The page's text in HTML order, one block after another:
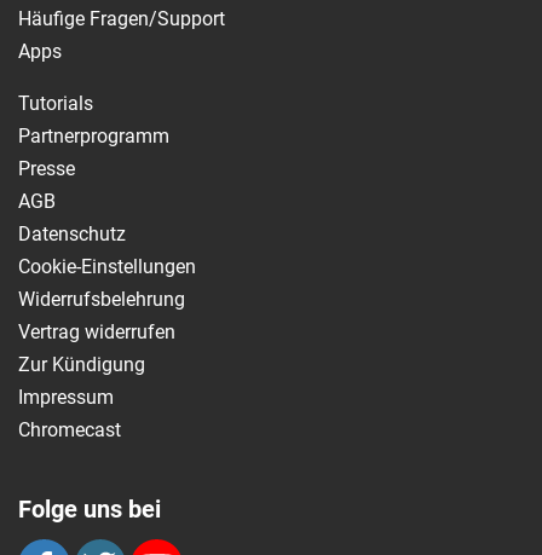
Häufige Fragen/Support
Apps
Tutorials
Partnerprogramm
Presse
AGB
Datenschutz
Cookie-Einstellungen
Widerrufsbelehrung
Vertrag widerrufen
Zur Kündigung
Impressum
Chromecast
Folge uns bei